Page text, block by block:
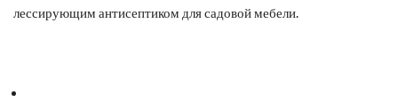
лессирующим антисептиком для садовой мебели.